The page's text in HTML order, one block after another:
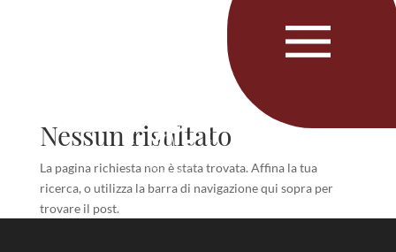
Nessun risultato
La pagina richiesta non è stata trovata. Affina la tua
ricerca, o utilizza la barra di navigazione qui sopra per
trovare il post.